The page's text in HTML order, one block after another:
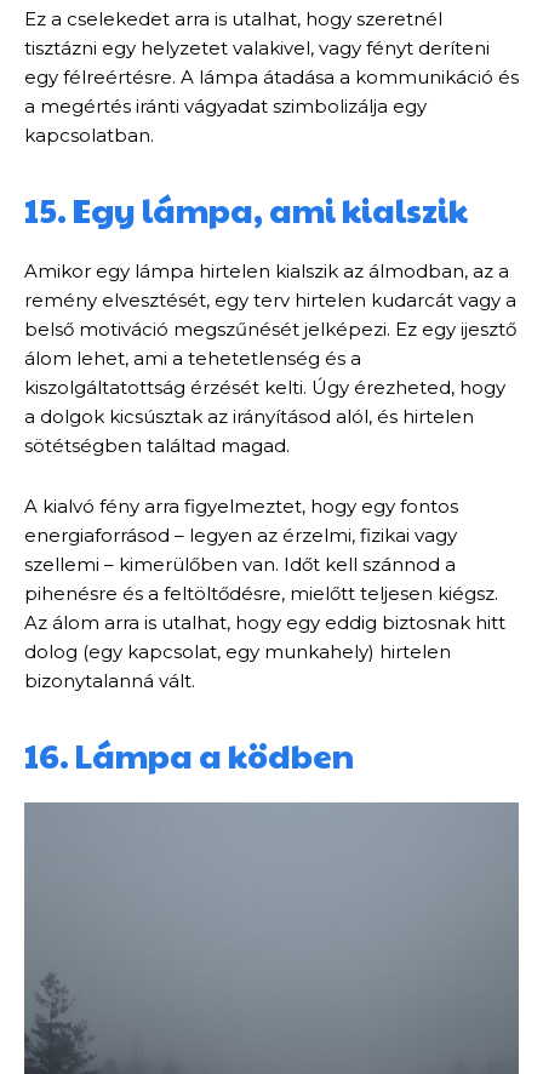
Ez a cselekedet arra is utalhat, hogy szeretnél
tisztázni egy helyzetet valakivel, vagy fényt deríteni
egy félreértésre. A lámpa átadása a kommunikáció és
a megértés iránti vágyadat szimbolizálja egy
kapcsolatban.
15. Egy lámpa, ami kialszik
Amikor egy lámpa hirtelen kialszik az álmodban, az a
remény elvesztését, egy terv hirtelen kudarcát vagy a
belső motiváció megszűnését jelképezi. Ez egy ijesztő
álom lehet, ami a tehetetlenség és a
kiszolgáltatottság érzését kelti. Úgy érezheted, hogy
a dolgok kicsúsztak az irányításod alól, és hirtelen
sötétségben találtad magad.
A kialvó fény arra figyelmeztet, hogy egy fontos
energiaforrásod – legyen az érzelmi, fizikai vagy
szellemi – kimerülőben van. Időt kell szánnod a
pihenésre és a feltöltődésre, mielőtt teljesen kiégsz.
Az álom arra is utalhat, hogy egy eddig biztosnak hitt
dolog (egy kapcsolat, egy munkahely) hirtelen
bizonytalanná vált.
16. Lámpa a ködben